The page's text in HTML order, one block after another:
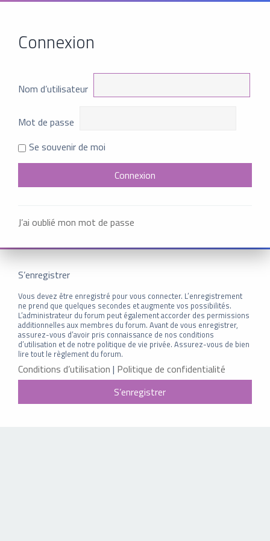
Connexion
Nom d’utilisateur
Mot de passe
Se souvenir de moi
J’ai oublié mon mot de passe
S’enregistrer
Vous devez être enregistré pour vous connecter. L’enregistrement
ne prend que quelques secondes et augmente vos possibilités.
L’administrateur du forum peut également accorder des permissions
additionnelles aux membres du forum. Avant de vous enregistrer,
assurez-vous d’avoir pris connaissance de nos conditions
d’utilisation et de notre politique de vie privée. Assurez-vous de bien
lire tout le règlement du forum.
Conditions d’utilisation | Politique de confidentialité
S’enregistrer